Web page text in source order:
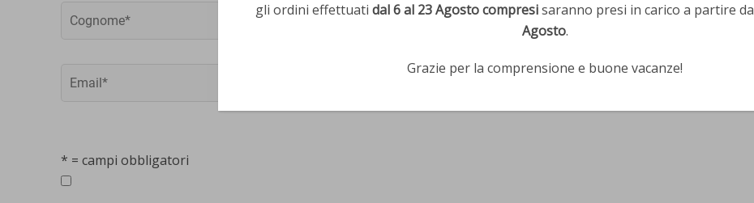
* = campi obbligatori
gli ordini effettuati dal 6 al 23 Agosto compresisaranno presi in carico a partire da
Agosto.
Grazie per la comprensione e buone vacanze!